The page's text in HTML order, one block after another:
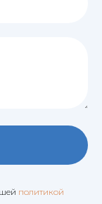
политикой